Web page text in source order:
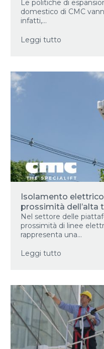
Le politiche di
domestico di CMC
infatti,...
Leggi tutto
Isolamento
prossimità dell’alta
Nel settore delle
prossimità di linee
rappresenta una...
Leggi tutto